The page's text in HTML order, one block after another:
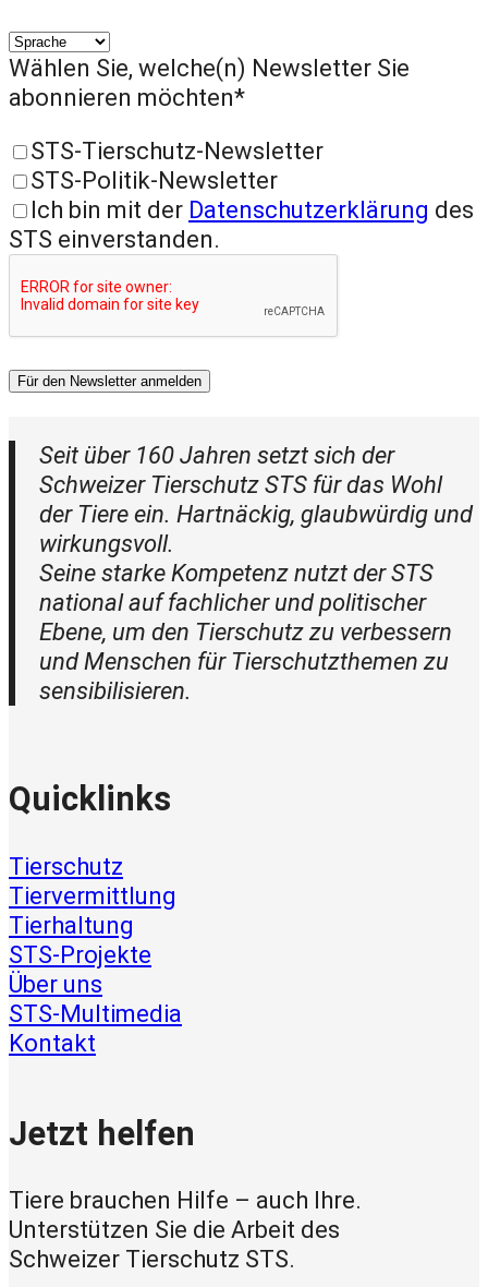
Wählen Sie, welche(n) Newsletter Sie
abonnieren möchten*
STS-Tierschutz-Newsletter
STS-Politik-Newsletter
Ich bin mit der Datenschutzerklärung des
STS einverstanden.
Für den Newsletter anmelden
Seit über 160 Jahren setzt sich der
Schweizer Tierschutz STS für das Wohl
der Tiere ein. Hartnäckig, glaubwürdig und
wirkungsvoll.
Seine starke Kompetenz nutzt der STS
national auf fachlicher und politischer
Ebene, um den Tierschutz zu verbessern
und Menschen für Tierschutzthemen zu
sensibilisieren.
Quicklinks
Tierschutz
Tiervermittlung
Tierhaltung
STS-Projekte
Über uns
STS-Multimedia
Kontakt
Jetzt helfen
Tiere brauchen Hilfe – auch Ihre.
Unterstützen Sie die Arbeit des
Schweizer Tierschutz STS.